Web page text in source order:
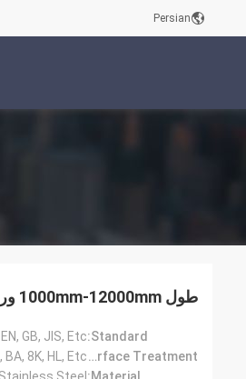
Persian
طول 1000mm-12000mm ورق فولاد ضد زنگ با لبه آسیاب
Standard:
GB, JIS, Etc.
Surface Treatment:
BA, 8K, HL, Etc.